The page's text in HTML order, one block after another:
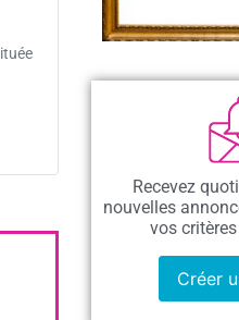
Recevez
nouvelles
vos
Créer